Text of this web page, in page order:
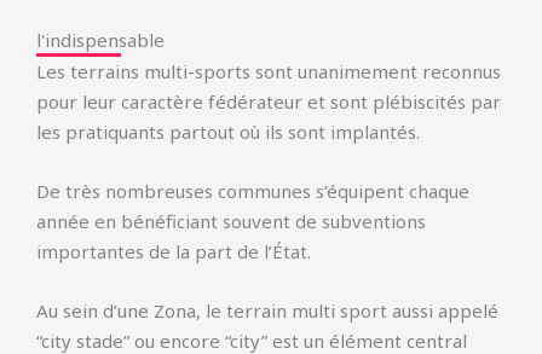
l'indispensable
Les terrains multi-sports sont unanimement reconnus
pour leur caractère fédérateur et sont plébiscités par
les pratiquants partout où ils sont implantés.
De très nombreuses communes s’équipent chaque
année en bénéficiant souvent de subventions
importantes de la part de l’État.
Au sein d’une Zona, le terrain multi sport aussi appelé
“city stade” ou encore “city” est un élément central